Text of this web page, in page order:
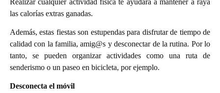
las calorías extras ganadas.
Además, estas fiestas son estupendas para disfrutar de tiempo de
calidad con la familia, amig@s y desconectar de la rutina. Por lo
tanto, se pueden organizar actividades como una ruta de
senderismo o un paseo en bicicleta, por ejemplo.
Desconecta el móvil